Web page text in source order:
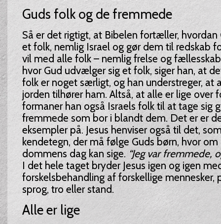
Guds folk og de fremmede
Så er det rigtigt, at Bibelen fortæller,
et folk, nemlig Israel og gør dem til redskab
vil med alle folk – nemlig frelse og
hvor Gud udvælger sig et folk, siger han, at
folk er noget særligt, og han understreger, at
jorden tilhører ham. Altså, at alle er lige over
formaner han også Israels folk til at tage sig
fremmede som bor i blandt dem. Det er er
eksempler på. Jesus henviser også til det,
kendetegn, der må følge Guds børn, hvor
dommens dag kan sige. “Jeg var fremmede,
I det hele taget bryder Jesus igen og igen
forskelsbehandling af forskellige mennesker,
sprog, tro eller stand.
Alle er lige